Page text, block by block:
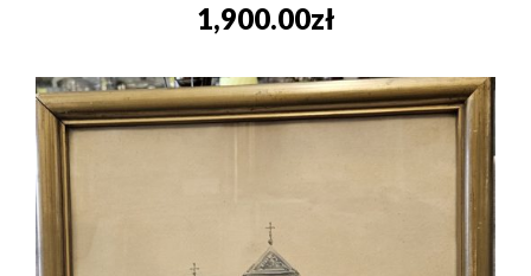
1,900.00zł